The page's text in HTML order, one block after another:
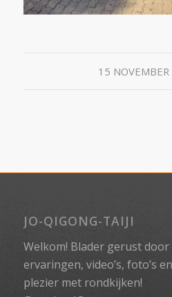
15 /
JO-QIGONG-TAIJI
Welkom! Blader gerust
ervaringen, video’s, foto’s
plezier met rondkijken!